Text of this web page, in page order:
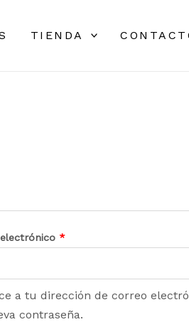
TIENDA
*
a tu dirección de correo
contraseña.